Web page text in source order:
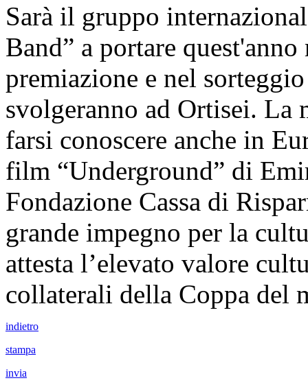
Sarà il gruppo
Band” a portare
premiazione e nel
svolgeranno ad Ortisei. La
farsi conoscere anche in
film “Underground” di
Fondazione Cassa di
grande impegno per la
attesta l’elevato valore
collaterali della Coppa del
indietro
stampa
invia